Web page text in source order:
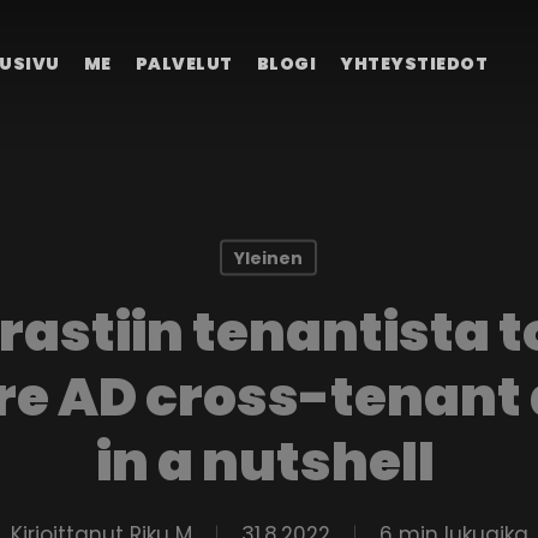
ME PALVELUT BLOGI YHTEYSTIEDOT
Yleinen
tenantista
AD cross-tenant
in a nutshell